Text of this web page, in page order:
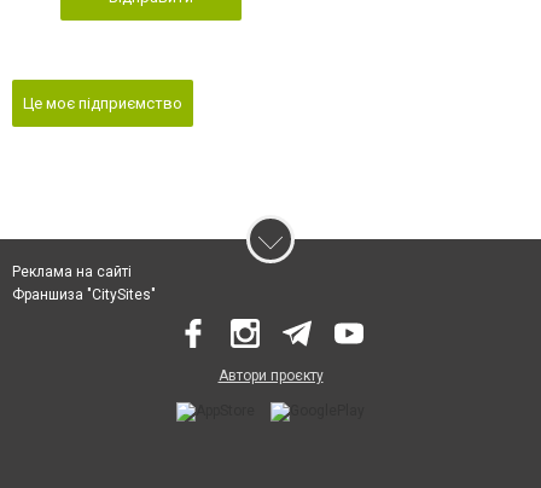
Це моє підприємство
Реклама на сайті
Франшиза "CitySites"
Автори проєкту